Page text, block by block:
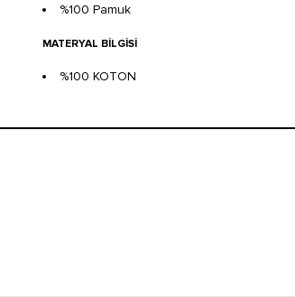
%100 Pamuk
MATERYAL BILGISI
%100 KOTON